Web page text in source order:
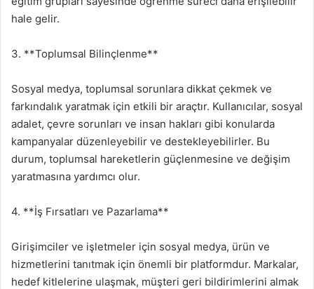
hale gelir.
3. **Toplumsal Bilinçlenme**
Sosyal medya, toplumsal sorunlara dikkat çekmek ve
farkındalık yaratmak için etkili bir araçtır. Kullanıcılar, sosyal
adalet, çevre sorunları ve insan hakları gibi konularda
kampanyalar düzenleyebilir ve destekleyebilirler. Bu
durum, toplumsal hareketlerin güçlenmesine ve değişim
yaratmasına yardımcı olur.
4. **İş Fırsatları ve Pazarlama**
Girişimciler ve işletmeler için sosyal medya, ürün ve
hizmetlerini tanıtmak için önemli bir platformdur. Markalar,
hedef kitlelerine ulaşmak, müşteri geri bildirimlerini almak